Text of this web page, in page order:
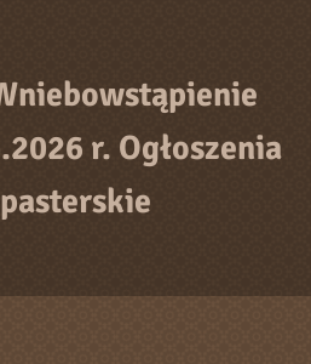
r. Ogłoszenia